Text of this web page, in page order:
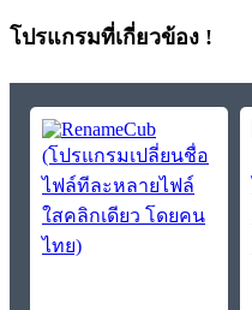
โปรแกรมที่เกี่ยวข้อง !